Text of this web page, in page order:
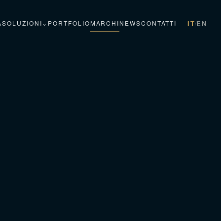
SOLUZIONI⌄ PORTFOLIOMARCHINEWSCONTATTI IT/EN